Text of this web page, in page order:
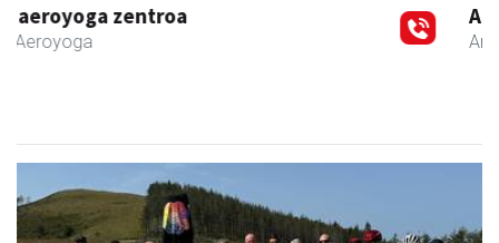
Aranburu aholkularitza
Andoain - Aholkularitza